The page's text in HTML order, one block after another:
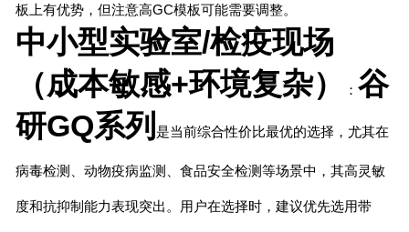
板上有优势，但注意高GC模板可能需要调整。
中小型实验室/检疫现场
（成本敏感+环境复杂）
： 谷
研GQ系列 是当前综合性价比最优的选择，尤其在
病毒检测、动物疫病监测、食品安全检测等场景中，其高灵敏
度和抗抑制能力表现突出。用户在选择时，建议优先选用带